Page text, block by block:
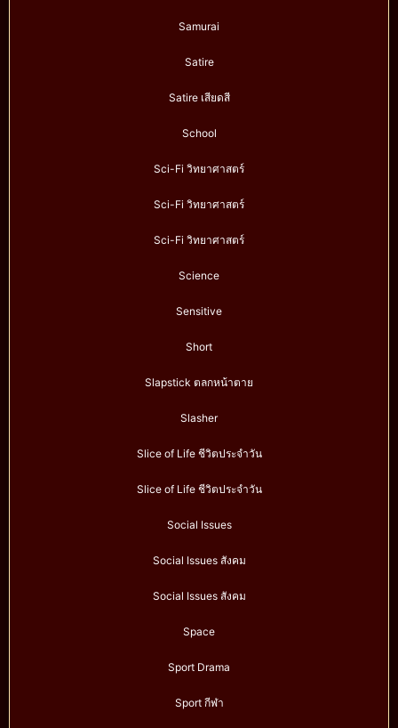
Samurai
Satire
Satire เสียดสี
School
Sci-Fi วิทยาศาสตร์
Sci-Fi วิทยาศาสตร์
Sci-Fi วิทยาศาสตร์
Science
Sensitive
Short
Slapstick ตลกหน้าตาย
Slasher
Slice of Life ชีวิตประจำวัน
Slice of Life ชีวิตประจำวัน
Social Issues
Social Issues สังคม
Social Issues สังคม
Space
Sport Drama
Sport กีฬา